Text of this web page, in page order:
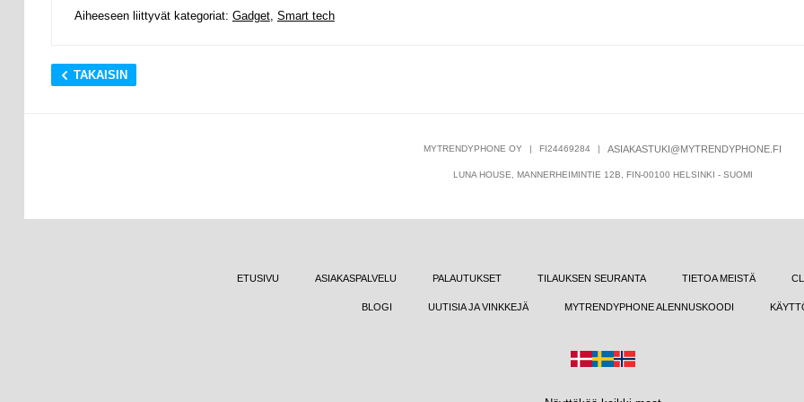
Aiheeseen liittyvät kategoriat: Gadget, Smart tech
TAKAISIN
MYTRENDYPHONE OY | FI24469284 | ASIAKASTUKI@MYTRENDYPHONE.FI
LUNA HOUSE, MANNERHEIMINTIE 12B, FIN-00100 HELSINKI - SUOMI
ETUSIVU ASIAKASPALVELU PALAUTUKSET TILAUKSEN SEURANTA TIETOA MEISTÄ
BLOGI UUTISIA JA VINKKEJÄ MYTRENDYPHONE ALENNUSKOODI